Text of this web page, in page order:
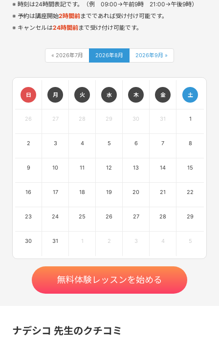
時刻は24時間表記です。（例 09:00→午前9時 21:00→午後9時）
予約は講座開始2時間前までであれば受け付け可能です。
キャンセルは24時間前まで受け付け可能です。
« 2026年7月 2026年8月 2026年9月 »
日 月 火 水 木 金 土
26 27 28 29 30 31 1
2 3 4 5 6 7 8
9 10 11 12 13 14 15
16 17 18 19 20 21 22
23 24 25 26 27 28 29
30 31 1 2 3 4 5
無料体験レッスンを始める
ナデシコ 先生のクチコミ